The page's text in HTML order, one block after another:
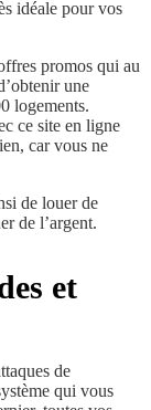
idéale pour vos
promos qui au
une
logements.
ce site en ligne
car vous ne
de louer de
de l’argent.
et
de
qui vous